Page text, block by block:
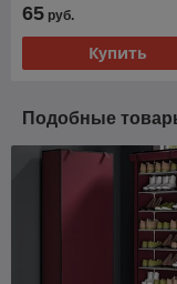
65 руб.
Купить
Подобные